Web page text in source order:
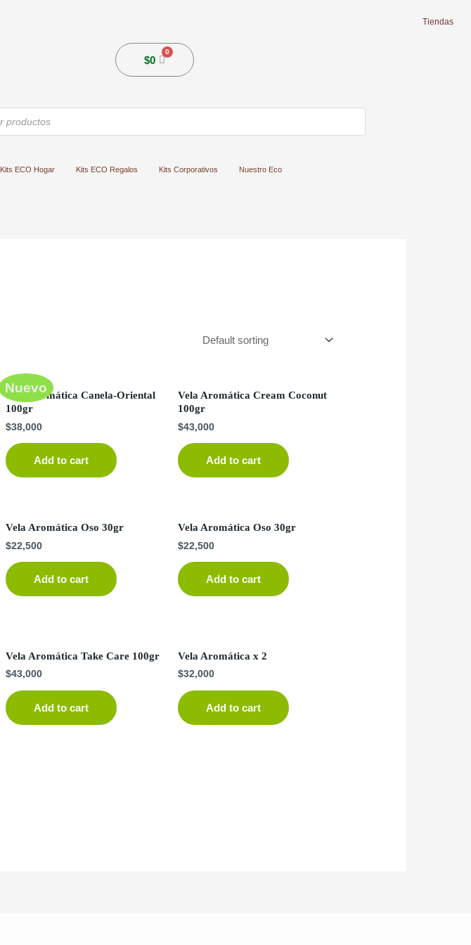
Tiendas
$0 Cart
Kits ECO Hogar Kits ECO Regalos Kits Corporativos Nuestro Eco
Nuevo
Vela Aromática Canela-Oriental
100gr
$38,000
Add to cart
Vela Aromática Cream Coconut
100gr
$43,000
Add to cart
Vela Aromática Oso 30gr
$22,500
Add to cart
Vela Aromática Oso 30gr
$22,500
Add to cart
Vela Aromática Take Care 100gr
$43,000
Add to cart
Vela Aromática x 2
$32,000
Add to cart